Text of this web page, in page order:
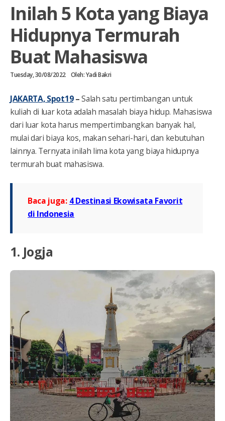
Inilah 5 Kota yang Biaya
Hidupnya Termurah
Buat Mahasiswa
Tuesday, 30/08/2022 Oleh:Yadi Bakri
JAKARTA, Spot19–Salah satu pertimbangan untuk
kuliah di luar kota adalah masalah biaya hidup. Mahasiswa
dari luar kota harus mempertimbangkan banyak hal,
mulai dari biaya kos, makan sehari-hari, dan kebutuhan
lainnya. Ternyata inilah lima kota yang biaya hidupnya
termurah buat mahasiswa.
Baca juga: 4 Destinasi Ekowisata Favorit
di Indonesia
1. Jogja